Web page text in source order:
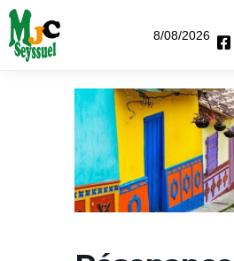
8/08/2026